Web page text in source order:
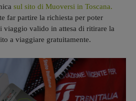
sul sito di Muoversi in Toscana.
far partire la richiesta per poter
viaggio valido in attesa di ritirare la
a viaggiare gratuitamente.